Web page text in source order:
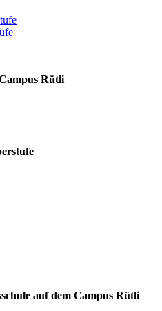
Rütli
auf dem Campus Rütli